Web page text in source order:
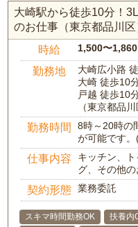
大崎駅から徒歩10分！
のお仕事（東京都品川区
時給 1,500〜1,860
勤務地
大崎広小路
大崎 徒歩10
戸越 徒歩10
（東京都品川
勤務時間
8時～20時の
が可能です
仕事内容
キッチン、
グ、その他の
契約形態 業務委託
スキマ時間勤務OK 扶養内